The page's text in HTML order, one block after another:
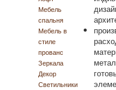
Мебель
спальня
Мебель в
стиле
прованс
Зеркала
Декор
Светильники